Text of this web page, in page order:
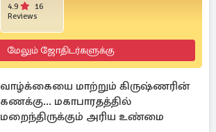
4.9
16
Reviews
மேலும் ஜோதிடர்களுக்கு
வாழ்க்கையை மாற்றும் கிருஷ்ணரின்
கணக்கு... மகாபாரதத்தில்
மறைந்திருக்கும் அரிய உண்மை